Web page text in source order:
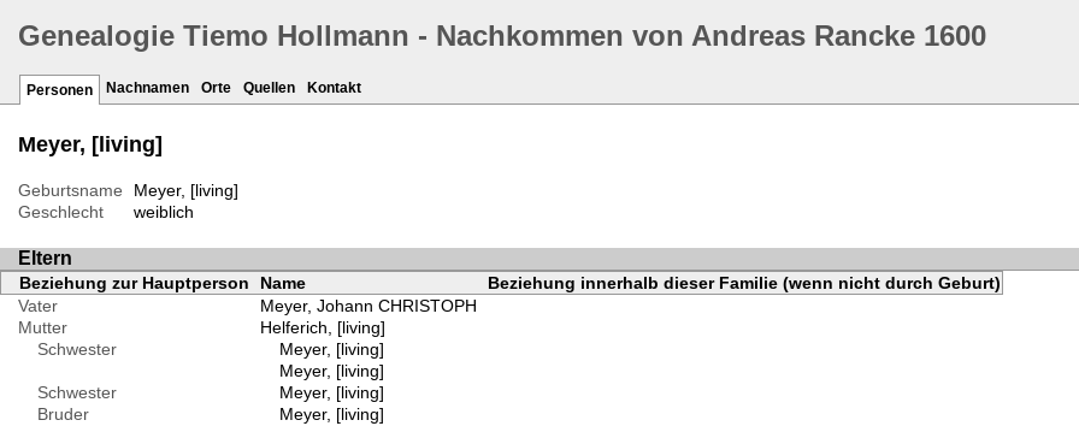
Genealogie Tiemo Hollmann - Nachkommen von Andreas Rancke 1600
Personen Nachnamen Orte Quellen Kontakt
Meyer, [living]
Geburtsname
Meyer, [living]
Geschlecht
weiblich
Eltern
Beziehung zur Hauptperson Name
Beziehung innerhalb dieser Familie (wenn nicht durch Geburt)
Vater
Meyer, Johann CHRISTOPH
Mutter
Helferich, [living]
Schwester
Meyer, [living]
Meyer, [living]
Schwester
Meyer, [living]
Bruder
Meyer, [living]